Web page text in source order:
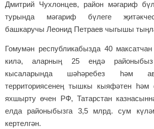
Дмитрий Чухлонцев, район мәгариф
турында мәгариф бүлеге
башкаручы Леонид Петраев чыгышы
Гомумән республикабызда 40
килә, аларның 25 ендә
кысаларында шәһәребез һәм
территориясенең тышкы кыяфәтен һәм
яхшырту өчен РФ, Татарстан
елда районыбызга 3,5 млрд. сум
кертелгән.